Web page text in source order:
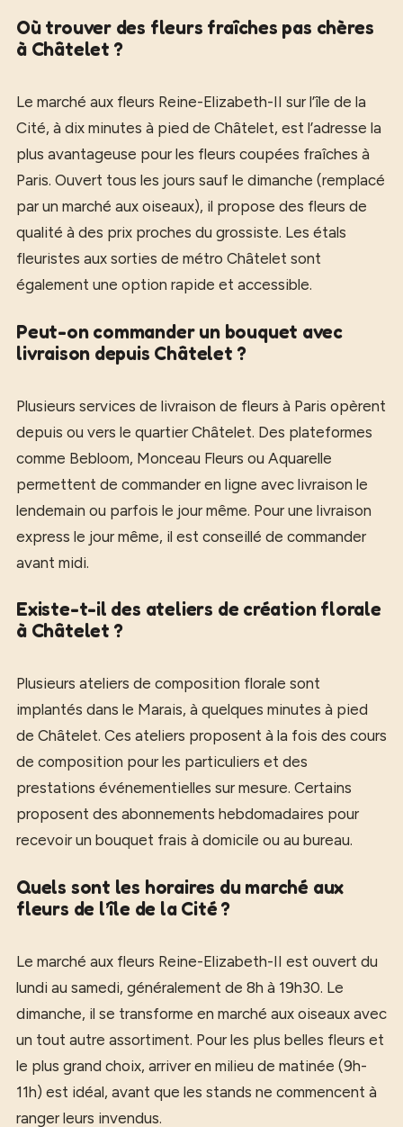
Où trouver des fleurs fraîches pas chères
à Châtelet ?
Le marché aux fleurs Reine-Elizabeth-II sur l’île de la
Cité, à dix minutes à pied de Châtelet, est l’adresse la
plus avantageuse pour les fleurs coupées fraîches à
Paris. Ouvert tous les jours sauf le dimanche (remplacé
par un marché aux oiseaux), il propose des fleurs de
qualité à des prix proches du grossiste. Les étals
fleuristes aux sorties de métro Châtelet sont
également une option rapide et accessible.
Peut-on commander un bouquet avec
livraison depuis Châtelet ?
Plusieurs services de livraison de fleurs à Paris opèrent
depuis ou vers le quartier Châtelet. Des plateformes
comme Bebloom, Monceau Fleurs ou Aquarelle
permettent de commander en ligne avec livraison le
lendemain ou parfois le jour même. Pour une livraison
express le jour même, il est conseillé de commander
avant midi.
Existe-t-il des ateliers de création florale
à Châtelet ?
Plusieurs ateliers de composition florale sont
implantés dans le Marais, à quelques minutes à pied
de Châtelet. Ces ateliers proposent à la fois des cours
de composition pour les particuliers et des
prestations événementielles sur mesure. Certains
proposent des abonnements hebdomadaires pour
recevoir un bouquet frais à domicile ou au bureau.
Quels sont les horaires du marché aux
fleurs de l’île de la Cité ?
Le marché aux fleurs Reine-Elizabeth-II est ouvert du
lundi au samedi, généralement de 8h à 19h30. Le
dimanche, il se transforme en marché aux oiseaux avec
un tout autre assortiment. Pour les plus belles fleurs et
le plus grand choix, arriver en milieu de matinée (9h-
11h) est idéal, avant que les stands ne commencent à
ranger leurs invendus.